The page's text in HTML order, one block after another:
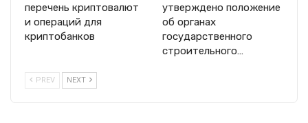
перечень криптовалют
и операций для
криптобанков
утверждено положение
об органах
государственного
строительного…
PREV NEXT